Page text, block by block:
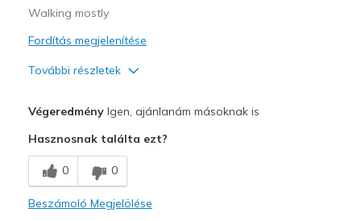
View On Shoes
Walking mostly
Fordítás megjelenítése
További részletek
Comfortable
Stylish
VégeredményIgen, ajánlanám másoknak is
Hasznosnak találta ezt?
0 0
Beszámoló Megjelölése